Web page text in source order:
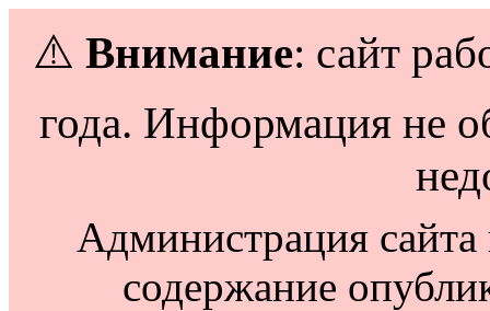
⚠️ Внимание: сайт
года. Информация не
Администрация сайта
содержание